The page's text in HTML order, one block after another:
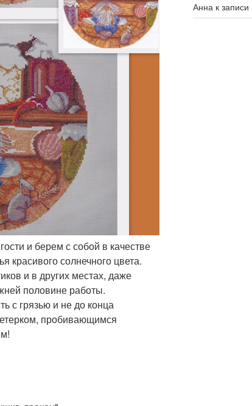
и берем с собой в качестве
красивого солнечного цвета.
и в других местах, даже
половине работы.
с грязью и не до конца
пробивающимся
Аннак записи